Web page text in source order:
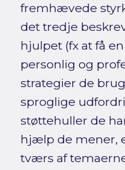
fremhævede
det tredje
hjulpet (fx at få
personlig og
strategier de
sproglige
støttehuller de
hjælp de mener,
tværs af